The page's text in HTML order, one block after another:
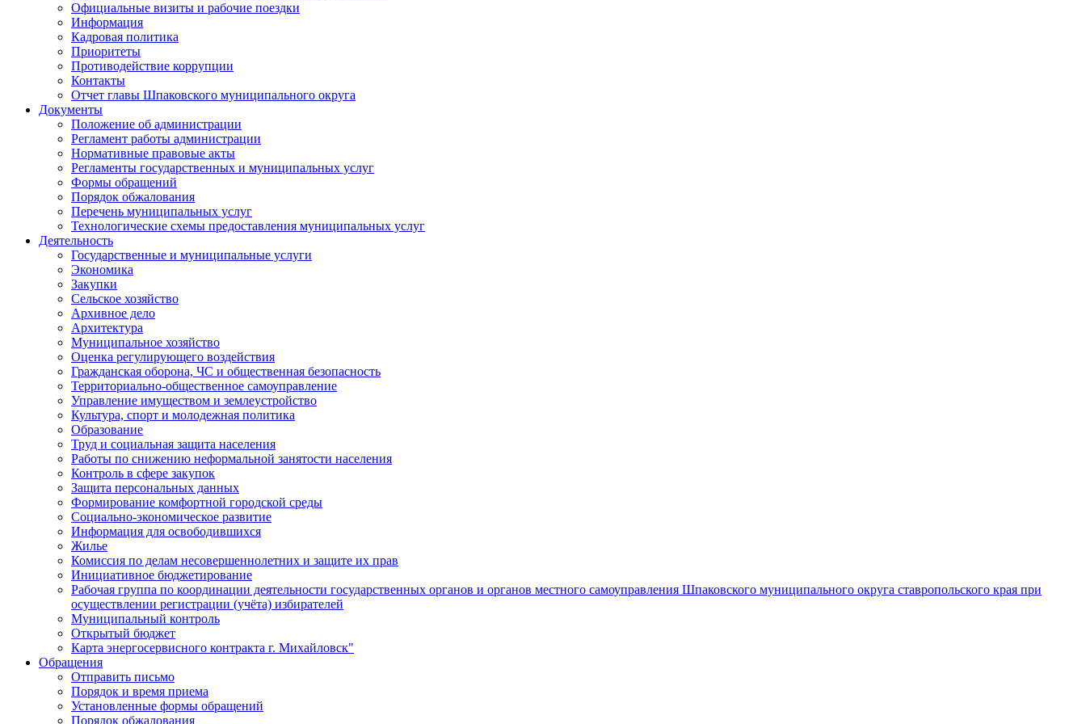
Официальные визиты и рабочие поездки
Информация
Кадровая политика
Приоритеты
Противодействие коррупции
Контакты
Отчет главы Шпаковского муниципального округа
Документы
Положение об администрации
Регламент работы администрации
Нормативные правовые акты
Регламенты государственных и муниципальных услуг
Формы обращений
Порядок обжалования
Перечень муниципальных услуг
Технологические схемы предоставления муниципальных услуг
Деятельность
Государственные и муниципальные услуги
Экономика
Закупки
Сельское хозяйство
Архивное дело
Архитектура
Муниципальное хозяйство
Оценка регулирующего воздействия
Гражданская оборона, ЧС и общественная безопасность
Территориально-общественное самоуправление
Управление имуществом и землеустройство
Культура, спорт и молодежная политика
Образование
Труд и социальная защита населения
Работы по снижению неформальной занятости населения
Контроль в сфере закупок
Защита персональных данных
Формирование комфортной городской среды
Социально-экономическое развитие
Информация для освободившихся
Жилье
Комиссия по делам несовершеннолетних и защите их прав
Инициативное бюджетирование
Рабочая группа по координации деятельности государственных органов и органов местного самоуправления Шпаковского муниципального округа ставропольского края при
осуществлении регистрации (учёта) избирателей
Муниципальный контроль
Открытый бюджет
Карта энергосервисного контракта г. Михайловск"
Обращения
Отправить письмо
Порядок и время приема
Установленные формы обращений
Порядок обжалования